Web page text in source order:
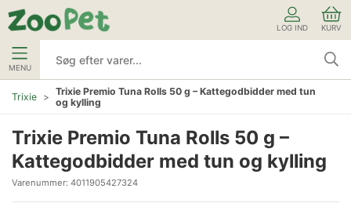
LOG IND KURV
MENU
Trixie
Trixie Premio Tuna Rolls 50 g – Kattegodbidder med tun
og kylling
Trixie Premio Tuna Rolls 50 g –
Kattegodbidder med tun og kylling
Varenummer: 4011905427324